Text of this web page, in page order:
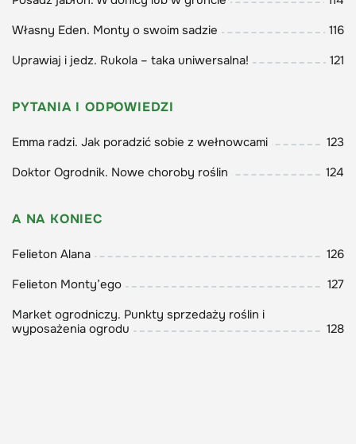
Własny Eden. Monty o swoim sadzie
116
Uprawiaj i jedz. Rukola – taka uniwersalna!
121
PYTANIA I ODPOWIEDZI
Emma radzi. Jak poradzić sobie z wełnowcami
123
Doktor Ogrodnik. Nowe choroby roślin
124
A NA KONIEC
Felieton Alana
126
Felieton Monty’ego
127
Market ogrodniczy. Punkty sprzedaży roślin i
wyposażenia ogrodu
128